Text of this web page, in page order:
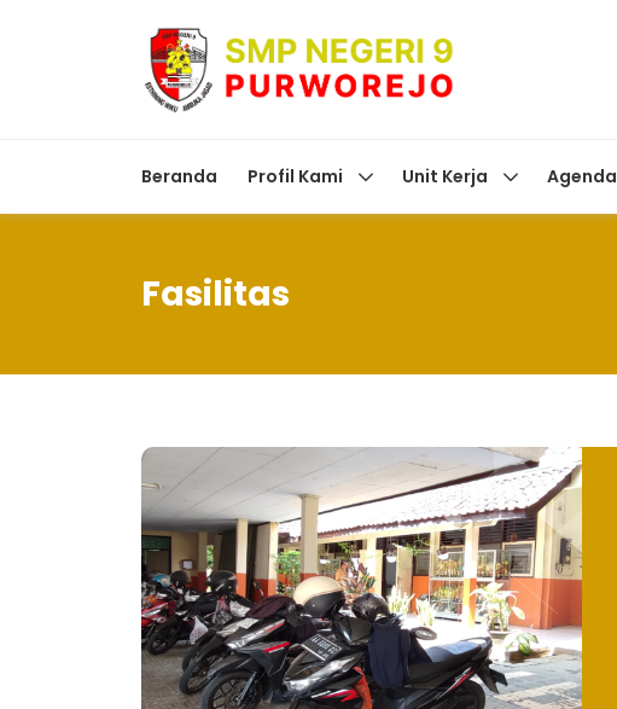
Beranda Profil Kami Unit Kerja Agenda
Fasilitas